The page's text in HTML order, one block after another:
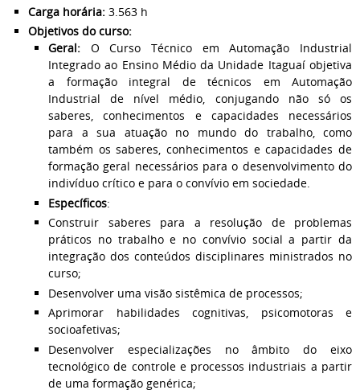
Carga horária: 3.563 h
Objetivos do curso:
Geral: O Curso Técnico em Automação Industrial
Integrado ao Ensino Médio da Unidade Itaguaí objetiva
a formação integral de técnicos em Automação
Industrial de nível médio, conjugando não só os
saberes, conhecimentos e capacidades necessários
para a sua atuação no mundo do trabalho, como
também os saberes, conhecimentos e capacidades de
formação geral necessários para o desenvolvimento do
indivíduo crítico e para o convívio em sociedade.
Específicos:
Construir saberes para a resolução de problemas
práticos no trabalho e no convívio social a partir da
integração dos conteúdos disciplinares ministrados no
curso;
Desenvolver uma visão sistêmica de processos;
Aprimorar habilidades cognitivas, psicomotoras e
socioafetivas;
Desenvolver especializações no âmbito do eixo
tecnológico de controle e processos industriais a partir
de uma formação genérica;